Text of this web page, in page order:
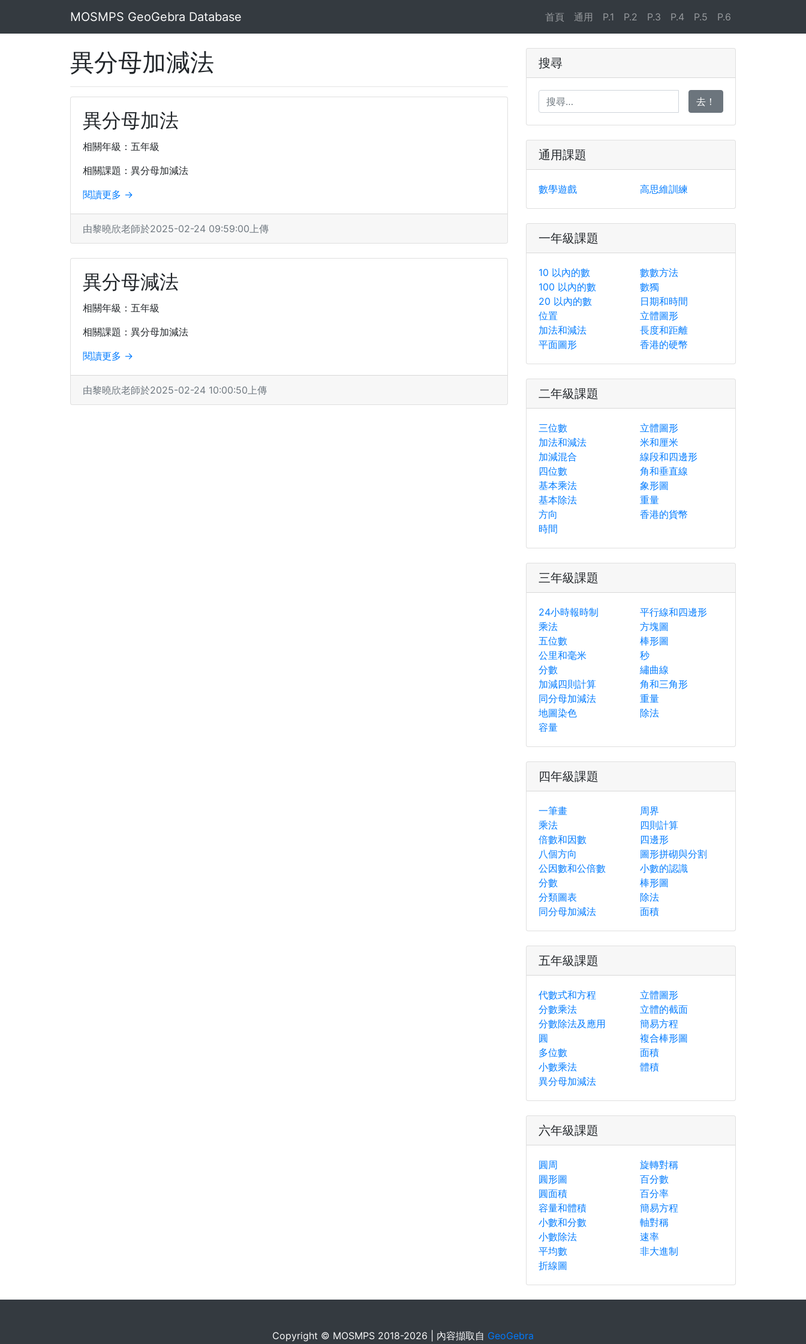
MOSMPS GeoGebra Database 首頁 通用 P.1 P.2 P.3 P.4 P.5 P.6
異分母加減法
異分母加法
相關年級：五年級
相關課題：異分母加減法
閱讀更多 →
由黎曉欣老師於2025-02-24 09:59:00上傳
異分母減法
相關年級：五年級
相關課題：異分母加減法
閱讀更多 →
由黎曉欣老師於2025-02-24 10:00:50上傳
搜尋
去！
通用課題
數學遊戲 高思維訓練
一年級課題
10 以內的數
100 以內的數
20 以內的數
位置
加法和減法
平面圖形
數數方法
數獨
日期和時間
立體圖形
長度和距離
香港的硬幣
二年級課題
三位數
加法和減法
加減混合
四位數
基本乘法
基本除法
方向
時間
立體圖形
米和厘米
線段和四邊形
角和垂直線
象形圖
重量
香港的貨幣
三年級課題
24小時報時制
乘法
五位數
公里和毫米
分數
加減四則計算
同分母加減法
地圖染色
容量
平行線和四邊形
方塊圖
棒形圖
秒
繡曲線
角和三角形
重量
除法
四年級課題
一筆畫
乘法
倍數和因數
八個方向
公因數和公倍數
分數
分類圖表
同分母加減法
周界
四則計算
四邊形
圖形拼砌與分割
小數的認識
棒形圖
除法
面積
五年級課題
代數式和方程
分數乘法
分數除法及應用
圓
多位數
小數乘法
異分母加減法
立體圖形
立體的截面
簡易方程
複合棒形圖
面積
體積
六年級課題
圓周
圓形圖
圓面積
容量和體積
小數和分數
小數除法
平均數
折線圖
旋轉對稱
百分數
百分率
簡易方程
軸對稱
速率
非大進制
Copyright © MOSMPS 2018-2026 | 內容擷取自 GeoGebra